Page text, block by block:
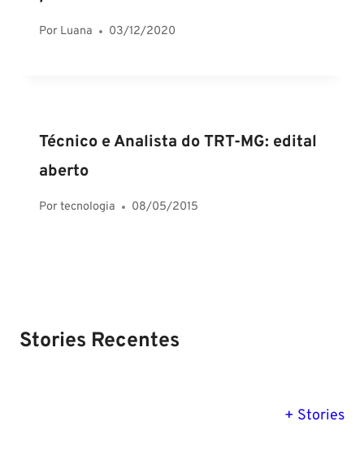
Por Luana 03/12/2020
Técnico e Analista do TRT-MG: edital
aberto
Portecnologia 08/05/2015
Stories Recentes
+ Stories
MG: